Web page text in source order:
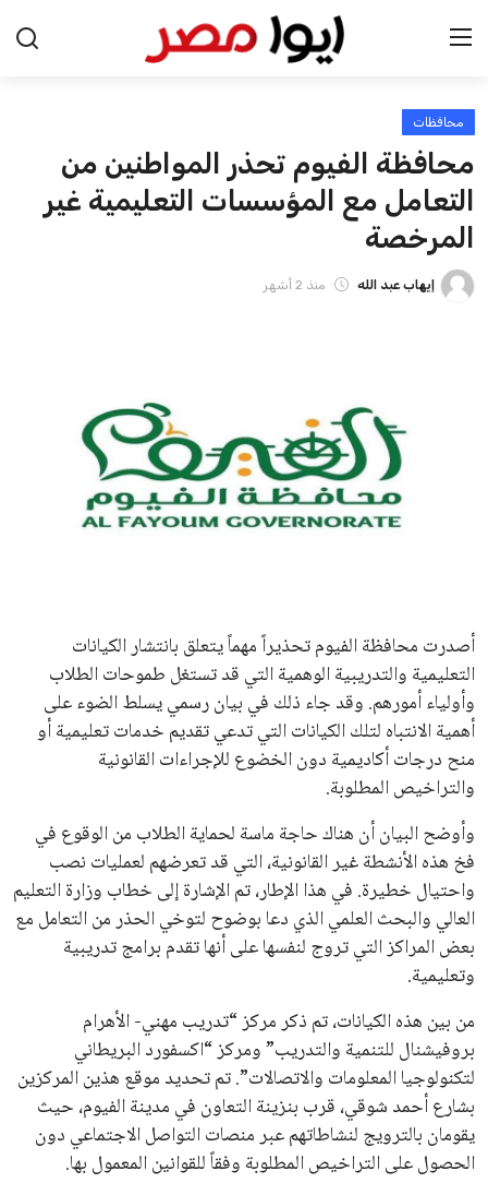
الرئيسية
اخبار مصر
عرب وعالم
اقتصاد
فن وثقافة
علوم وتكنولوجيا
محافظات
محافظات
محافظة الفيوم تحذر المواطنين من
التعامل مع المؤسسات التعليمية غير
المرخصة
إيهاب عبد الله منذ 2 أشهر
أصدرت محافظة الفيوم تحذيراً مهماً يتعلق بانتشار الكيانات
التعليمية والتدريبية الوهمية التي قد تستغل طموحات الطلاب
وأولياء أمورهم. وقد جاء ذلك في بيان رسمي يسلط الضوء على
أهمية الانتباه لتلك الكيانات التي تدعي تقديم خدمات تعليمية أو
منح درجات أكاديمية دون الخضوع للإجراءات القانونية
والتراخيص المطلوبة.
وأوضح البيان أن هناك حاجة ماسة لحماية الطلاب من الوقوع في
فخ هذه الأنشطة غير القانونية، التي قد تعرضهم لعمليات نصب
واحتيال خطيرة. في هذا الإطار، تم الإشارة إلى خطاب وزارة التعليم
العالي والبحث العلمي الذي دعا بوضوح لتوخي الحذر من التعامل مع
بعض المراكز التي تروج لنفسها على أنها تقدم برامج تدريبية
وتعليمية.
من بين هذه الكيانات، تم ذكر مركز “تدريب مهني- الأهرام
بروفيشنال للتنمية والتدريب” ومركز “اكسفورد البريطاني
لتكنولوجيا المعلومات والاتصالات”. تم تحديد موقع هذين المركزين
بشارع أحمد شوقي، قرب بنزينة التعاون في مدينة الفيوم، حيث
يقومان بالترويج لنشاطاتهم عبر منصات التواصل الاجتماعي دون
الحصول على التراخيص المطلوبة وفقاً للقوانين المعمول بها.